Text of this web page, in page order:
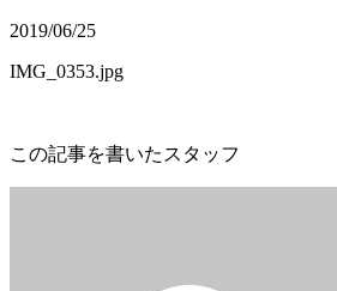
2019/06/25
IMG_0353.jpg
この記事を書いたスタッフ